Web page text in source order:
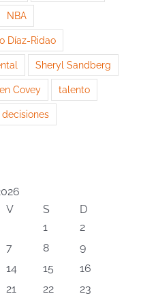
NBA
Díaz-Ridao
Sheryl Sandberg
Covey talento
V S
D
1
2
7 8
9
14 15
16
21 22
23